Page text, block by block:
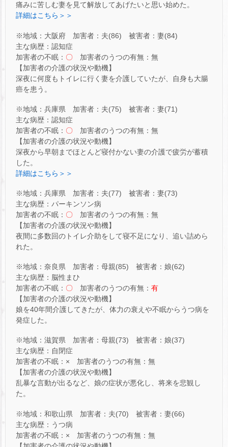
痛みに苦しむ妻を見て解放してあげたいと思い始めた。
詳細はこちら＞＞
※地域：大阪府 加害者：夫(86) 被害者：妻(84)
主な病歴：認知症
加害者の不眠： 〇 加害者のうつの有無：無
【加害者の介護の状況や動機】
深夜に何度もトイレに行く妻を介護していたが、自身も大腸
癌を患う。
※地域：兵庫県 加害者：夫(75) 被害者：妻(71)
主な病歴：認知症
加害者の不眠： 〇 加害者のうつの有無：無
【加害者の介護の状況や動機】
深夜から早朝までほとんど寝付かない妻の介護で疲労が蓄積
した。
詳細はこちら＞＞
※地域：兵庫県 加害者：夫(77) 被害者：妻(73)
主な病歴：パーキンソン病
加害者の不眠： 〇 加害者のうつの有無：無
【加害者の介護の状況や動機】
夜間に多数回のトイレ介助をして寝不足になり、追い詰めら
れた。
※地域：奈良県 加害者：母親(85) 被害者：娘(62)
主な病歴：脳性まひ
加害者の不眠： 〇 加害者のうつの有無： 有
【加害者の介護の状況や動機】
娘を40年間介護してきたが、体力の衰えや不眠からうつ病を
発症した。
※地域：滋賀県 加害者：母親(73) 被害者：娘(37)
主な病歴：自閉症
加害者の不眠：× 加害者のうつの有無：無
【加害者の介護の状況や動機】
乱暴な言動が出るなど、娘の症状が悪化し、将来を悲観し
た。
※地域：和歌山県 加害者：夫(70) 被害者：妻(66)
主な病歴：うつ病
加害者の不眠：× 加害者のうつの有無：無